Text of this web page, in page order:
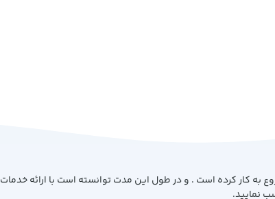
کتاب بیست با هدف ارائه کتاب با بهترین کیفیت و قیمت از سال 99 شروع به کار کرده است . و در طول این مدت توانسته است با ارائه خدمات
نمایید.